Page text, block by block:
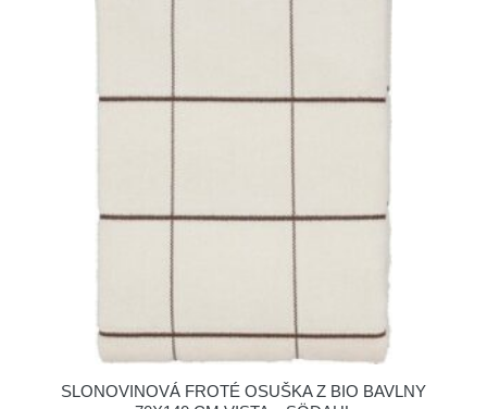
SLONOVINOVÁ FROTÉ OSUŠKA Z BIO BAVLNY